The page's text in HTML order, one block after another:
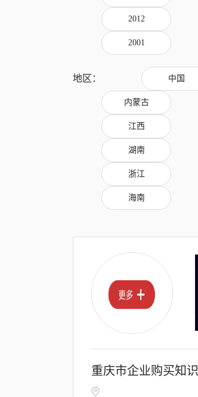
2012
2001
地区： 中国
内蒙古
江西
湖南
浙江
海南
重庆市企业购买知识